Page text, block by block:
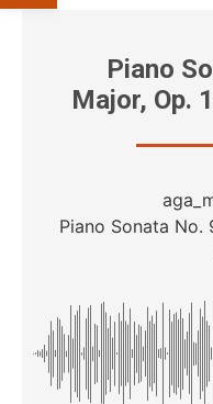
Piano
Major, Op.
Piano Sonata No.